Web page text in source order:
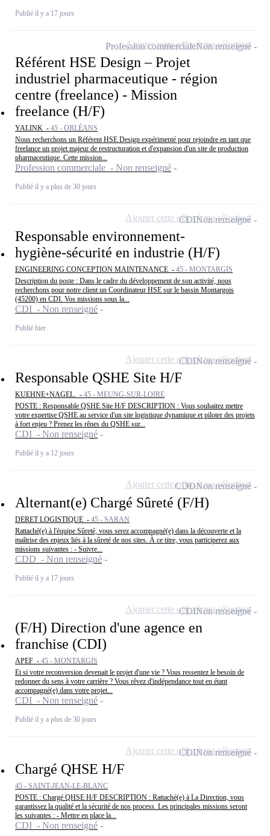
Publié il y a 17 jours
Référent HSE Design – Projet
industriel pharmaceutique - région
centre (freelance) - Mission
freelance (H/F)
YALINK - 45 - ORLÉANS
Nous recherchons un Référent HSE Design expérimenté pour rejoindre en tant que
freelance un projet majeur de restructuration et d'expansion d'un site de production
pharmaceutique. Cette mission...
Profession commerciale - Non renseigné
Publié il y a plus de 30 jours
Profession commercialeNon renseigné
Ajouter cette offre à ma sélection
Responsable environnement-
hygiène-sécurité en industrie (H/F)
ENGINEERING CONCEPTION MAINTENANCE - 45 - MONTARGIS
Description du poste : Dans le cadre du développement de son activité, nous
recherchons pour notre client un Coordinateur HSE sur le bassin Montargois
(45200) en CDI. Vos missions sous la...
CDI - Non renseigné
Publié hier
CDINon renseigné
Ajouter cette offre à ma sélection
Responsable QSHE Site H/F
KUEHNE+NAGEL. - 45 - MEUNG-SUR-LOIRE
POSTE : Responsable QSHE Site H/F DESCRIPTION : Vous souhaitez mettre
votre expertise QSHE au service d'un site logistique dynamique et piloter des projets
à fort enjeu ? Prenez les rênes du QSHE sur...
CDI - Non renseigné
Publié il y a 12 jours
CDINon renseigné
Ajouter cette offre à ma sélection
Alternant(e) Chargé Sûreté (F/H)
DERET LOGISTIQUE - 45 - SARAN
Rattaché(e) à l'équipe Sûreté, vous serez accompagné(e) dans la découverte et la
maîtrise des enjeux liés à la sûreté de nos sites. À ce titre, vous participerez aux
missions suivantes : - Suivre...
CDD - Non renseigné
Publié il y a 17 jours
CDDNon renseigné
Ajouter cette offre à ma sélection
(F/H) Direction d'une agence en
franchise (CDI)
APEF - 45 - MONTARGIS
Et si votre reconversion devenait le projet d'une vie ? Vous ressentez le besoin de
redonner du sens à votre carrière ? Vous rêvez d'indépendance tout en étant
accompagné(e) dans votre projet...
CDI - Non renseigné
Publié il y a plus de 30 jours
CDINon renseigné
Ajouter cette offre à ma sélection
Chargé QHSE H/F
45 - SAINT-JEAN-LE-BLANC
POSTE : Chargé QHSE H/F DESCRIPTION : Rattaché(e) à La Direction, vous
garantissez la qualité et la sécurité de nos process. Les principales missions seront
les suivantes : - Mettre en place la...
CDI - Non renseigné
CDINon renseigné
Ajouter cette offre à ma sélection